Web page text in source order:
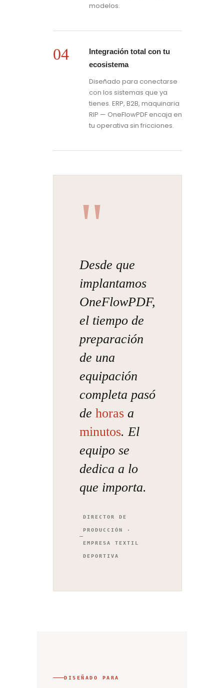
modelos.
04
Integración total con tu
ecosistema
Diseñado para conectarse
con los sistemas que ya
tienes. ERP, B2B, maquinaria
RIP — OneFlowPDF encaja en
tu operativa sin fricciones.
"
Desde que
implantamos
OneFlowPDF,
el tiempo de
preparación
de una
equipación
completa pasó
de horas a
minutos. El
equipo se
dedica a lo
que importa.
DIRECTOR DE
PRODUCCIÓN ·
EMPRESA TEXTIL
DEPORTIVA
DISEÑADO PARA